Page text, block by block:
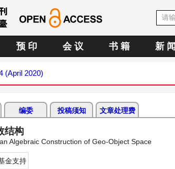
预 印 会 议 书 籍 新 闻
(April 2020)
编委 投稿须知 文章处理费
结构
Algebraic Construction of Geo-Object Space
金支持